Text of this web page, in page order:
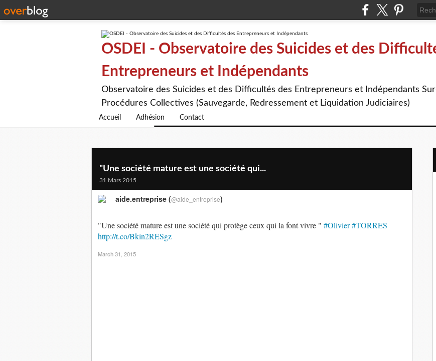
OSDEI - Observatoire des Suicides et des
Entrepreneurs et Indépendants
Observatoire des Suicides et des Difficultés des Entrepreneurs et Indépendants
Procédures Collectives (Sauvegarde, Redressement et Liquidation Judiciaires)
Accueil Adhésion Contact
"Une société mature est une société qui...
31 Mars 2015
"Une société mature est une société qui protège ceux qui la font vivre " #Olivier#TORRES
http://t.co/Bkin2RESgz
aide.entreprise (@aide_entreprise)
March 31, 2015